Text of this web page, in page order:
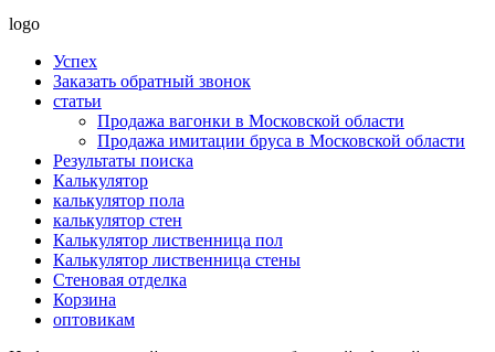
logo
Успех
Заказать обратный звонок
статьи
Продажа вагонки в Московской области
Продажа имитации бруса в Московской области
Результаты поиска
Калькулятор
калькулятор пола
калькулятор стен
Калькулятор лиственница пол
Калькулятор лиственница стены
Стеновая отделка
Корзина
оптовикам